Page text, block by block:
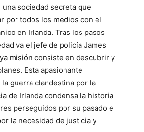
una sociedad secreta que
por todos los medios con el
en Irlanda. Tras los pasos
va el jefe de policía James
misión consiste en descubrir y
Esta apasionante
la guerra clandestina por la
de Irlanda condensa la historia
perseguidos por su pasado e
la necesidad de justicia y